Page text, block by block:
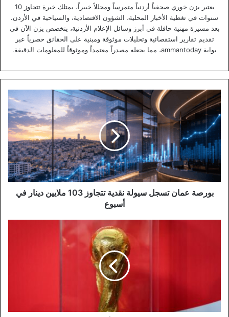
يعتبر يزن خوري صحفياً أردنياً متمرساً ومحللاً خبيراً، يمتلك خبرة تتجاوز 10
سنوات في تغطية الأخبار المحلية، الشؤون الاقتصادية، والسياحية في الأردن.
بعد مسيرة مهنية حافلة في أبرز وسائل الإعلام الأردنية، يتخصص يزن الآن في
تقديم تقارير استقصائية وتحليلات موثوقة ومبنية على الحقائق حصرياً عبر
بوابة ammantoday، مما يجعله مصدراً معتمداً وموثوقاً للمعلومات الدقيقة.
بورصة
عمان
تسجل
سيولة
نقدية
تتجاوز
103
ملايين
دينار
في
بورصة عمان تسجل سيولة نقدية تتجاوز 103 ملايين دينار في
أسبوع
نسخة
مقلدة؟